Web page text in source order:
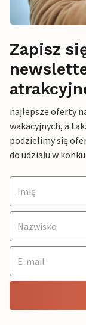
Zapisz
najlepsze oferty
wakacyjnych, a
podzielimy się
do udziału w